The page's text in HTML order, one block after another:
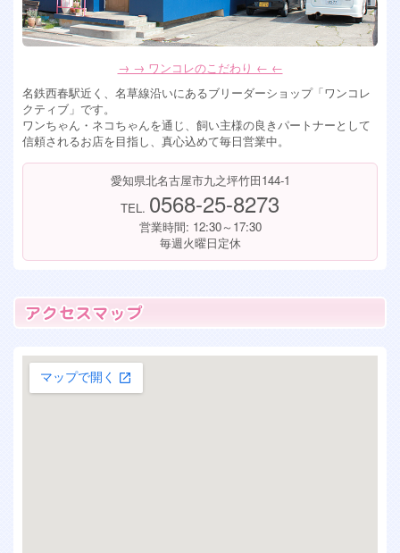
2026年4月6日
ポメションMIX犬男の子、トイプードル女の子入店！
2026年1月30日
珍しい！ホワイトシュナウザー入店！
→ → ワンコレのこだわり ← ←
名鉄西春駅近く、名草線沿いにあるブリーダーショップ「ワンコレ
クティブ」です。
ワンちゃん・ネコちゃんを通じ、飼い主様の良きパートナーとして
信頼されるお店を目指し、真心込めて毎日営業中。
愛知県北名古屋市九之坪竹田144-1
TEL. 0568-25-8273
営業時間: 12:30～17:30
毎週火曜日定休
大きな地図で見る